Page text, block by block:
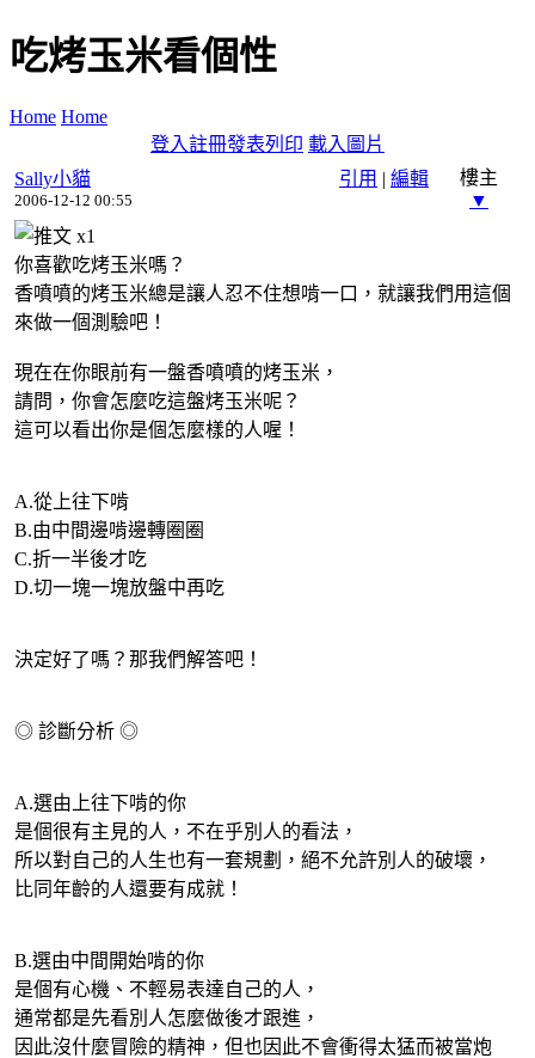
吃烤玉米看個性
Home Home
登入註冊發表列印 載入圖片
引用 | 編輯
Sally小貓
2006-12-12 00:55
樓主
▼
x1
你喜歡吃烤玉米嗎？
香噴噴的烤玉米總是讓人忍不住想啃一口，就讓我們用這個
來做一個測驗吧！
現在在你眼前有一盤香噴噴的烤玉米，
請問，你會怎麼吃這盤烤玉米呢？
這可以看出你是個怎麼樣的人喔！
A.從上往下啃
B.由中間邊啃邊轉圈圈
C.折一半後才吃
D.切一塊一塊放盤中再吃
決定好了嗎？那我們解答吧！
◎ 診斷分析 ◎
A.選由上往下啃的你
是個很有主見的人，不在乎別人的看法，
所以對自己的人生也有一套規劃，絕不允許別人的破壞，
比同年齡的人還要有成就！
B.選由中間開始啃的你
是個有心機、不輕易表達自己的人，
通常都是先看別人怎麼做後才跟進，
因此沒什麼冒險的精神，但也因此不會衝得太猛而被當炮